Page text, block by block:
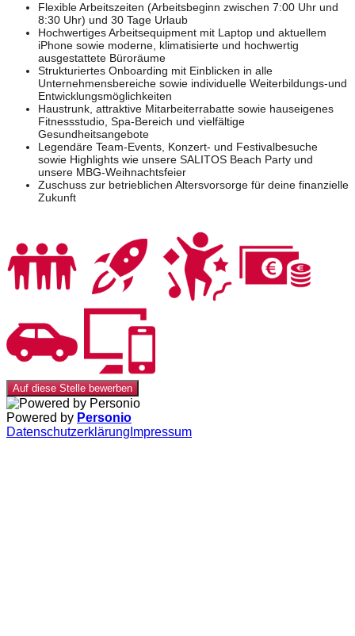
Flexible Arbeitszeiten (Arbeitsbeginn zwischen 7:00 Uhr und
8:30 Uhr) und 30 Tage Urlaub
Hochwertiges Arbeitsequipment mit Laptop und aktuellem
iPhone sowie moderne, klimatisierte und hochwertig
ausgestattete Büroräume
Strukturiertes Onboarding mit Einblicken in alle
Unternehmensbereiche sowie individuelle Weiterbildungs-und
Entwicklungsmöglichkeiten
Haustrunk, attraktive Mitarbeiterrabatte sowie hauseigenes
Fitnessstudio, Spa-Bereich und vielfältige
Gesundheitsangebote
Legendäre Team-Events, Konzert- und Festivalbesuche
sowie Highlights wie unsere SALITOS Beach Party und
unsere MBG-Weihnachtsfeier
Zuschuss zur betrieblichen Altersvorsorge für deine finanzielle
Zukunft
Auf diese Stelle bewerben
Powered by Personio
Datenschutzerklärung Impressum